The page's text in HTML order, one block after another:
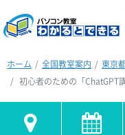
ホーム 全国教室案内 東京
初心者のための「ChatGPT